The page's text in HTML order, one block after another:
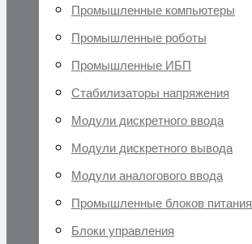
Промышленные компьютеры
Промышленные роботы
Промышленные ИБП
Стабилизаторы напряжения
Модули дискретного ввода
Модули дискретного вывода
Модули аналогового ввода
Промышленные блоков питания
Блоки управления